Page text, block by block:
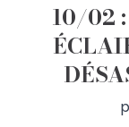
10/02